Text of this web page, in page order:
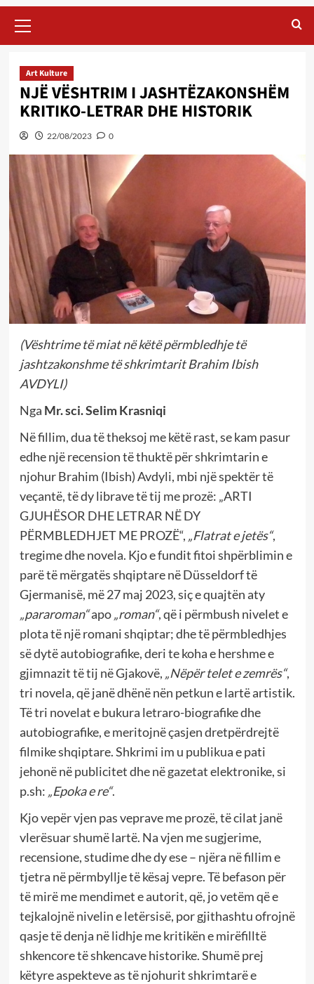
Menu
Art Kulture
NJË VËSHTRIM I JASHTËZAKONSHËM
KRITIKO-LETRAR DHE HISTORIK
22/08/2023 0
(Vështrime të miat në këtë përmbledhje të
jashtzakonshme të shkrimtarit Brahim Ibish
AVDYLI)
Nga Mr. sci. Selim Krasniqi
Në fillim, dua të theksoj me këtë rast, se kam pasur
edhe një recension të thuktë për shkrimtarin e
njohur Brahim (Ibish) Avdyli, mbi një spektër të
veçantë, të dy librave të tij me prozë: „ARTI
GJUHËSOR DHE LETRAR NË DY
PËRMBLEDHJET ME PROZË“, „Flatrat e jetës“,
tregime dhe novela. Kjo e fundit fitoi shpërblimin e
parë të mërgatës shqiptare në Düsseldorf të
Gjermanisë, më 27 maj 2023, siç e quajtën aty
„pararoman“apo„roman“, që i përmbush nivelet e
plota të një romani shqiptar; dhe të përmbledhjes
së dytë autobiografike, deri te koha e hershme e
gjimnazit të tij në Gjakovë, „Nëpër telet e zemrës“,
tri novela, që janë dhënë nën petkun e lartë artistik.
Të tri novelat e bukura letraro-biografike dhe
autobiografike, e meritojnë çasjen dretpërdrejtë
filmike shqiptare. Shkrimi im u publikua e pati
jehonë në publicitet dhe në gazetat elektronike, si
p.sh: „Epoka e re“.
Kjo vepër vjen pas veprave me prozë, të cilat janë
vlerësuar shumë lartë. Na vjen me sugjerime,
recensione, studime dhe dy ese – njëra në fillim e
tjetra në përmbyllje të kësaj vepre. Të befason për
të mirë me mendimet e autorit, që, jo vetëm që e
tejkalojnë nivelin e letërsisë, por gjithashtu ofrojnë
qasje të denja në lidhje me kritikën e mirëfilltë
shkencore të shkencave historike. Shumë prej
këtyre aspekteve as të njohurit shkrimtarë e